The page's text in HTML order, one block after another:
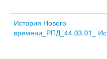
История Нового
времени_РПД_44.03.01_